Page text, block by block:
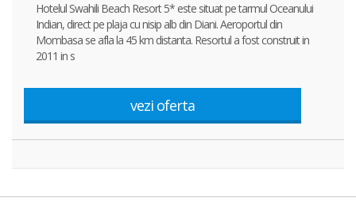
Hotelul Swahili Beach Resort 5* este situat pe tarmul Oceanului
Indian, direct pe plaja cu nisip alb din Diani. Aeroportul din
Mombasa se afla la 45 km distanta. Resortul a fost construit in
2011 in s
vezi oferta